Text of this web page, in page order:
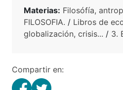
Materias: Filosófía,
FILOSOFIA. / Libros de
globalización, crisis... / 3.
Compartir en: